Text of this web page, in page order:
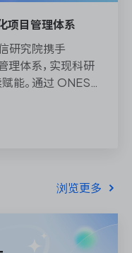
项目管理体系
研究院携手
理体系，实现科研
能。通过 ONES，
供参考。
浏览更多